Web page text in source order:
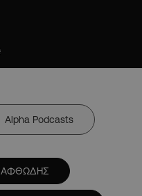
Alpha Podcasts
ΑΦΘΩΔΗΣ